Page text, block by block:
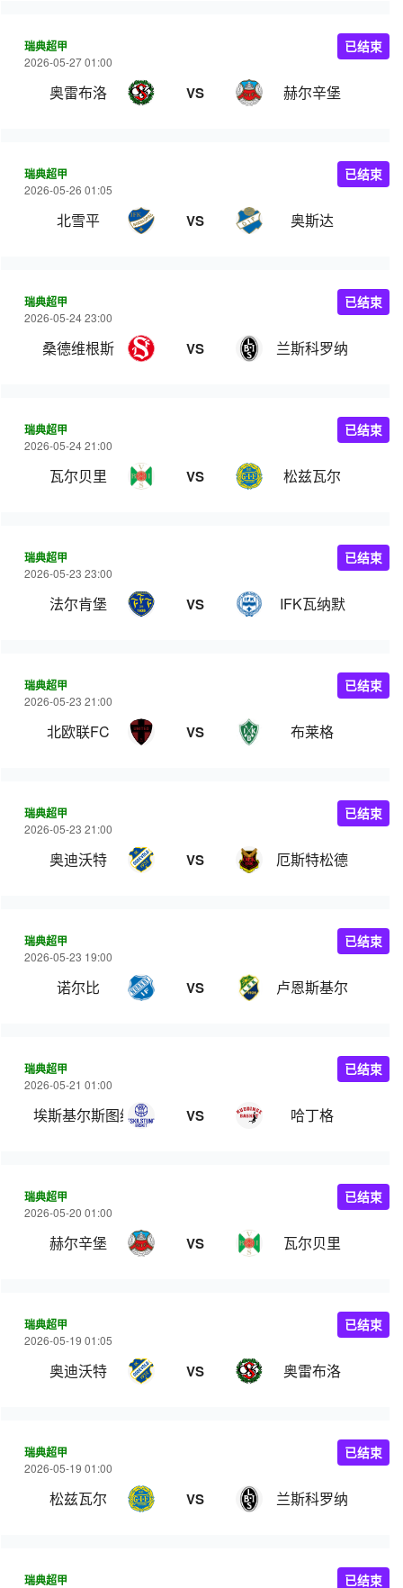
瑞典超甲
2026-05-27 01:00
奥雷布洛 VS 赫尔辛堡
已结束
瑞典超甲
2026-05-26 01:05
北雪平 VS 奥斯达
已结束
瑞典超甲
2026-05-24 23:00
桑德维根斯 VS 兰斯科罗纳
已结束
瑞典超甲
2026-05-24 21:00
瓦尔贝里 VS 松兹瓦尔
已结束
瑞典超甲
2026-05-23 23:00
法尔肯堡 VS IFK瓦纳默
已结束
瑞典超甲
2026-05-23 21:00
北欧联FC VS 布莱格
已结束
瑞典超甲
2026-05-23 21:00
奥迪沃特 VS 厄斯特松德
已结束
瑞典超甲
2026-05-23 19:00
诺尔比 VS 卢恩斯基尔
已结束
瑞典超甲
2026-05-21 01:00
埃斯基尔斯图纳 VS 哈丁格
已结束
瑞典超甲
2026-05-20 01:00
赫尔辛堡 VS 瓦尔贝里
已结束
瑞典超甲
2026-05-19 01:05
奥迪沃特 VS 奥雷布洛
已结束
瑞典超甲
2026-05-19 01:00
松兹瓦尔 VS 兰斯科罗纳
已结束
瑞典超甲 已结束